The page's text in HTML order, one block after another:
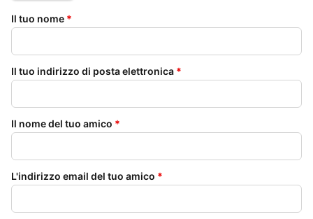
Il tuo nome *
Il tuo indirizzo di posta elettronica *
Il nome del tuo amico *
L'indirizzo email del tuo amico *